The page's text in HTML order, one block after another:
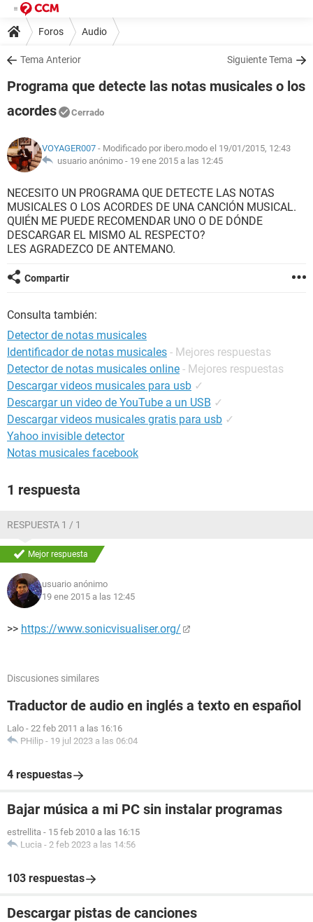
Foros Audio
Tema Anterior Siguiente Tema
Programa que detecte las notas musicales o los
acordes
Cerrado
VOYAGER007 - Modificado por ibero.modo el 19/01/2015, 12:43
usuario anónimo - 19 ene 2015 a las 12:45
NECESITO UN PROGRAMA QUE DETECTE LAS NOTAS
MUSICALES O LOS ACORDES DE UNA CANCIÓN MUSICAL.
QUIÉN ME PUEDE RECOMENDAR UNO O DE DÓNDE
DESCARGAR EL MISMO AL RESPECTO?
LES AGRADEZCO DE ANTEMANO.
Compartir
Consulta también:
Detector de notas musicales
Identificador de notas musicales - Mejores respuestas
Detector de notas musicales online - Mejores respuestas
Descargar videos musicales para usb ✓
Descargar un video de YouTube a un USB ✓
Descargar videos musicales gratis para usb ✓
Yahoo invisible detector
Notas musicales facebook
1 respuesta
RESPUESTA 1 / 1
Mejor respuesta
usuario anónimo
19 ene 2015 a las 12:45
>> https://www.sonicvisualiser.org/
Discusiones similares
Traductor de audio en inglés a texto en español
Lalo - 22 feb 2011 a las 16:16
PHilip - 19 jul 2023 a las 06:04
4 respuestas
Bajar música a mi PC sin instalar programas
estrellita - 15 feb 2010 a las 16:15
Lucia - 2 feb 2023 a las 14:56
103 respuestas
Descargar pistas de canciones